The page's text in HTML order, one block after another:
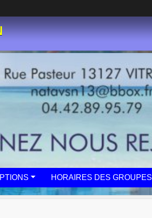
HORAIRES DES GROUPES